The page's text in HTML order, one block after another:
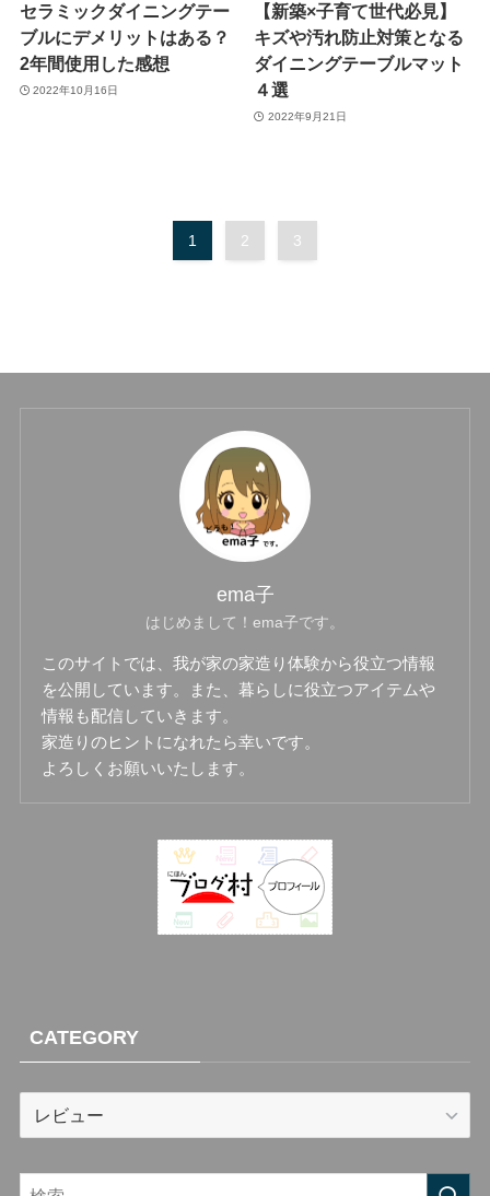
セラミックダイニングテー
ブルにデメリットはある？
2年間使用した感想
2022年10月16日
【新築×子育て世代必見】
キズや汚れ防止対策となる
ダイニングテーブルマット
４選
2022年9月21日
1 2 3
ema子
はじめまして！ema子です。
このサイトでは、我が家の家造り体験から役立つ情報
を公開しています。また、暮らしに役立つアイテムや
情報も配信していきます。
家造りのヒントになれたら幸いです。
よろしくお願いいたします。
CATEGORY
CATEGORY